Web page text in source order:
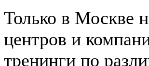
Только в Москве
центров и
тренинги по